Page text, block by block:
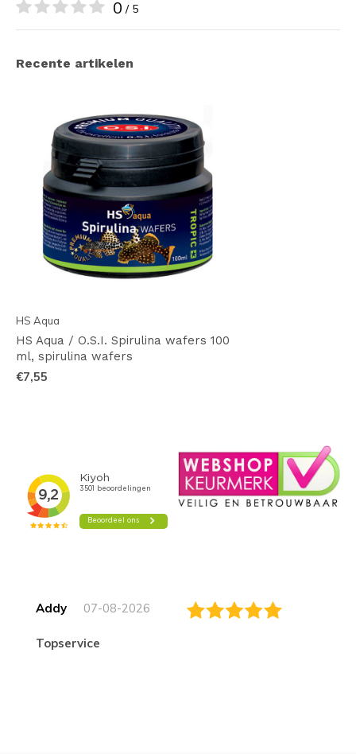
0 / 5
Recente artikelen
HS Aqua
HS Aqua / O.S.I. Spirulina wafers 100
ml, spirulina wafers
€7,55
Addy 07-08-2026
topservice